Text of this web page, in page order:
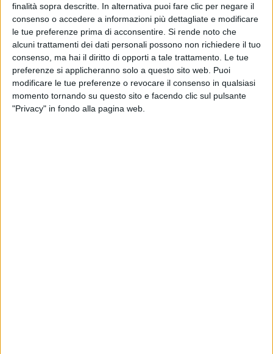
finalità sopra descritte. In alternativa puoi fare clic per negare il
consenso o accedere a informazioni più dettagliate e modificare
le tue preferenze prima di acconsentire. Si rende noto che
alcuni trattamenti dei dati personali possono non richiedere il tuo
consenso, ma hai il diritto di opporti a tale trattamento. Le tue
preferenze si applicheranno solo a questo sito web. Puoi
modificare le tue preferenze o revocare il consenso in qualsiasi
momento tornando su questo sito e facendo clic sul pulsante
"Privacy" in fondo alla pagina web.
L'artista ha così svelato che sta lavorando ai
tre
concertiin programma alFabriquediMilanoa
maggio. Lavendita generaleè scattata lunedì
scorso (20 gennaio): i bigliettistanno andando a
ruba.
Intanto manca sempre meno all'uscitadel nuovo
disco DNA, prevista il20 febbraio